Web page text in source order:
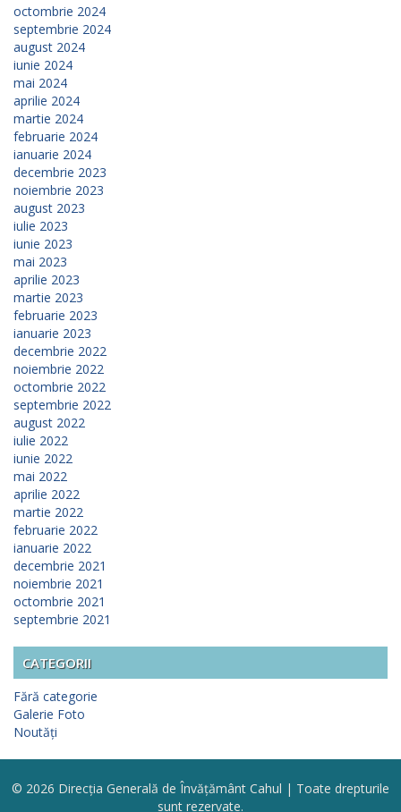
octombrie 2024
septembrie 2024
august 2024
iunie 2024
mai 2024
aprilie 2024
martie 2024
februarie 2024
ianuarie 2024
decembrie 2023
noiembrie 2023
august 2023
iulie 2023
iunie 2023
mai 2023
aprilie 2023
martie 2023
februarie 2023
ianuarie 2023
decembrie 2022
noiembrie 2022
octombrie 2022
septembrie 2022
august 2022
iulie 2022
iunie 2022
mai 2022
aprilie 2022
martie 2022
februarie 2022
ianuarie 2022
decembrie 2021
noiembrie 2021
octombrie 2021
septembrie 2021
CATEGORII
Fără categorie
Galerie Foto
Noutăți
© 2026 Direcția Generală de Învățământ Cahul | Toate drepturile
sunt rezervate.